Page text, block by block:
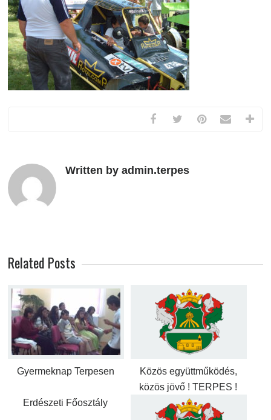
Written by admin.terpes
Related Posts
Gyermeknap Terpesen
Közös együttműködés,
közös jövő ! TERPES !
Erdészeti Főosztály